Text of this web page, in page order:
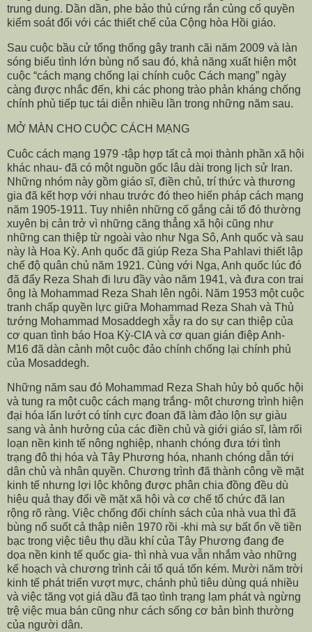
trung dung. Dần dần, phe bảo thủ cứng rắn củng cố quyền
kiểm soát đối với các thiết chế của Cộng hòa Hồi giáo.
Sau cuộc bầu cử tổng thống gây tranh cãi năm 2009 và làn
sóng biểu tình lớn bùng nổ sau đó, khả năng xuất hiện một
cuộc “cách mạng chống lại chính cuộc Cách mạng” ngày
càng được nhắc đến, khi các phong trào phản kháng chống
chính phủ tiếp tục tái diễn nhiều lần trong những năm sau.
MỞ MÀN CHO CUỘC CÁCH MẠNG
Cuôc cách mạng 1979 -tập hợp tất cả mọi thành phần xã hội
khác nhau- đã có một nguồn gốc lâu dài trong lịch sử Iran.
Những nhóm này gồm giáo sĩ, điền chủ, trí thức và thương
gia đã kết hợp với nhau trước đó theo hiến pháp cách mạng
năm 1905-1911. Tuy nhiên những cố gắng cải tổ đó thường
xuyên bị cản trở vì những căng thẳng xã hội cũng như
những can thiệp từ ngoài vào như Nga Sô, Anh quốc và sau
này là Hoa Kỳ. Anh quốc đã giúp Reza Sha Pahlavi thiết lập
chế độ quân chủ năm 1921. Cùng với Nga, Anh quốc lúc đó
đã đẩy Reza Shah đi lưu đầy vào năm 1941, và đưa con trai
ông là Mohammad Reza Shah lên ngôi. Năm 1953 một cuộc
tranh chấp quyền lực giữa Mohammad Reza Shah và Thủ
tướng Mohammad Mosaddegh xẫy ra do sự can thiệp của
cơ quan tình báo Hoa Kỳ-CIA và cơ quan gián điệp Anh-
M16 đã dàn cảnh một cuộc đảo chính chống lại chính phủ
của Mosaddegh.
Những năm sau đó Mohammad Reza Shah hủy bỏ quốc hội
và tung ra một cuộc cách mạng trắng- một chương trình hiện
đại hóa lấn lướt có tính cực đoan đã làm đảo lộn sự giàu
sang và ảnh hưởng của các điền chủ và giới giáo sĩ, làm rối
loạn nền kinh tế nông nghiệp, nhanh chóng đưa tới tình
trạng đô thị hóa và Tây Phương hóa, nhanh chóng dẫn tới
dân chủ và nhân quyền. Chương trình đã thành công về mặt
kinh tế nhưng lợi lộc không được phân chia đồng đều dù
hiệu quả thay đổi về mặt xã hội và cơ chế tổ chức đã lan
rộng rõ ràng. Việc chống đối chính sách của nhà vua thì đã
bùng nổ suốt cả thập niên 1970 rồi -khi mà sự bất ổn về tiền
bạc trong việc tiêu thụ dầu khí của Tây Phương đang đe
dọa nền kinh tế quốc gia- thì nhà vua vẫn nhắm vào những
kế hoạch và chương trình cải tổ quá tốn kém. Mười năm trời
kinh tế phát triển vượt mực, chánh phủ tiêu dùng quá nhiều
và việc tăng vọt giá dầu đã tạo tình trạng lạm phát và ngừng
trệ việc mua bán cũng như cách sống cơ bản bình thường
của người dân.